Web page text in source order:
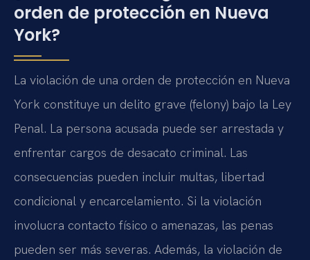
orden de protección en Nueva
York?
La violación de una orden de protección en Nueva
York constituye un delito grave (felony) bajo la Ley
Penal. La persona acusada puede ser arrestada y
enfrentar cargos de desacato criminal. Las
consecuencias pueden incluir multas, libertad
condicional y encarcelamiento. Si la violación
involucra contacto físico o amenazas, las penas
pueden ser más severas. Además, la violación de